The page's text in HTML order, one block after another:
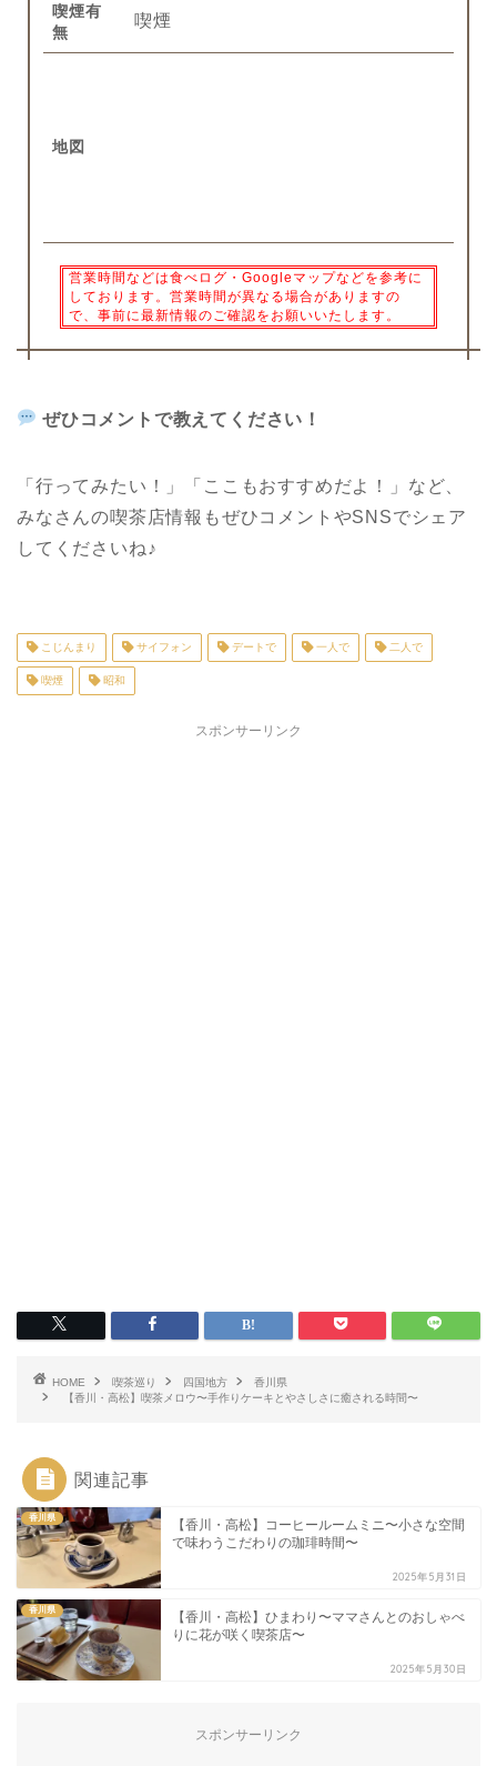
喫煙有
無
喫煙
地図
営業時間などは食べログ・Googleマップなどを参考に
しております。営業時間が異なる場合がありますの
で、事前に最新情報のご確認をお願いいたします。
ぜひコメントで教えてください！
「行ってみたい！」「ここもおすすめだよ！」など、
みなさんの喫茶店情報もぜひコメントやSNSでシェア
してくださいね♪
こじんまり サイフォン デートで 一人で 二人で
喫煙 昭和
スポンサーリンク
HOME 喫茶巡り 四国地方
香川県
【香川・高松】喫茶メロウ〜手作りケーキとやさしさに癒される時間〜
関連記事
香川県
【香川・高松】コーヒールームミニ〜小さな空間
で味わうこだわりの珈琲時間〜
2025年5月31日
香川県
【香川・高松】ひまわり〜ママさんとのおしゃべ
りに花が咲く喫茶店〜
2025年5月30日
スポンサーリンク